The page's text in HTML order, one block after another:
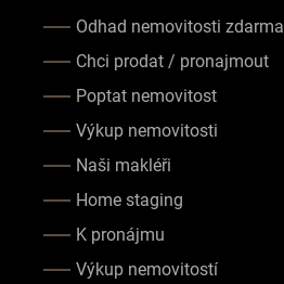
Odhad nemovitosti zdarma
Chci prodat / pronajmout
Poptat nemovitost
Výkup nemovitosti
Naši makléři
Home staging
K pronájmu
Výkup nemovitostí